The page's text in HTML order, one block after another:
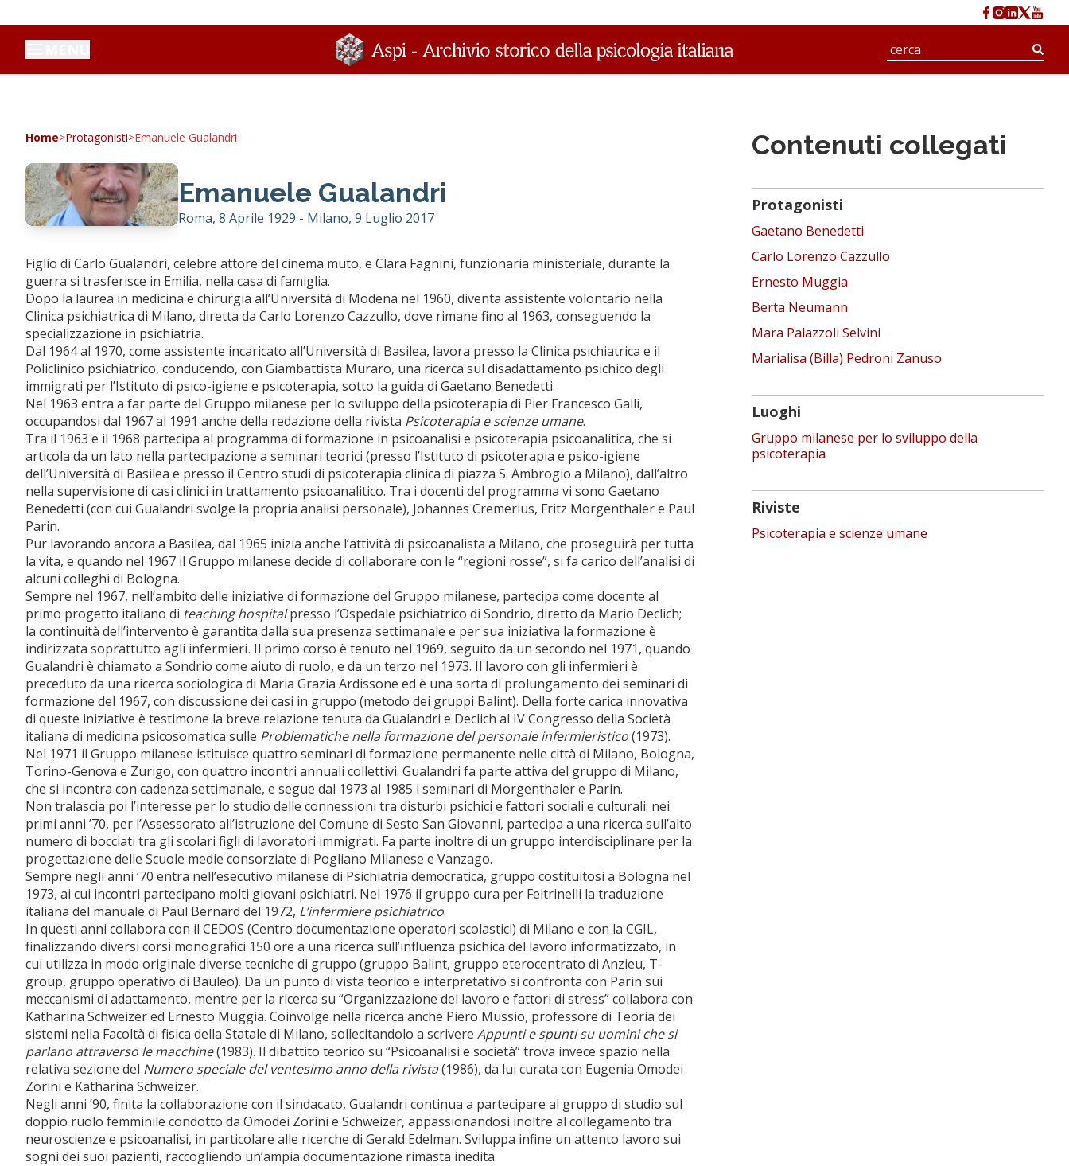
Home>Protagonisti>Emanuele Gualandri
Emanuele Gualandri
Roma, 8 Aprile 1929 - Milano, 9 Luglio 2017
Figlio di Carlo Gualandri, celebre attore del cinema muto, e Clara Fagnini, funzionaria ministeriale, durante la
guerra si trasferisce in Emilia, nella casa di famiglia.
Dopo la laurea in medicina e chirurgia all’Università di Modena nel 1960, diventa assistente volontario nella
Clinica psichiatrica di Milano, diretta da Carlo Lorenzo Cazzullo, dove rimane fino al 1963, conseguendo la
specializzazione in psichiatria.
Dal 1964 al 1970, come assistente incaricato all’Università di Basilea, lavora presso la Clinica psichiatrica e il
Policlinico psichiatrico, conducendo, con Giambattista Muraro, una ricerca sul disadattamento psichico degli
immigrati per l’Istituto di psico-igiene e psicoterapia, sotto la guida di Gaetano Benedetti.
Nel 1963 entra a far parte del Gruppo milanese per lo sviluppo della psicoterapia di Pier Francesco Galli,
occupandosi dal 1967 al 1991 anche della redazione della rivista Psicoterapia e scienze umane.
Tra il 1963 e il 1968 partecipa al programma di formazione in psicoanalisi e psicoterapia psicoanalitica, che si
articola da un lato nella partecipazione a seminari teorici (presso l’Istituto di psicoterapia e psico-igiene
dell’Università di Basilea e presso il Centro studi di psicoterapia clinica di piazza S. Ambrogio a Milano), dall’altro
nella supervisione di casi clinici in trattamento psicoanalitico. Tra i docenti del programma vi sono Gaetano
Benedetti (con cui Gualandri svolge la propria analisi personale), Johannes Cremerius, Fritz Morgenthaler e Paul
Parin.
Pur lavorando ancora a Basilea, dal 1965 inizia anche l’attività di psicoanalista a Milano, che proseguirà per tutta
la vita, e quando nel 1967 il Gruppo milanese decide di collaborare con le “regioni rosse”, si fa carico dell’analisi di
alcuni colleghi di Bologna.
Sempre nel 1967, nell’ambito delle iniziative di formazione del Gruppo milanese, partecipa come docente al
primo progetto italiano di teaching hospitalpresso l’Ospedale psichiatrico di Sondrio, diretto da Mario Declich;
la continuità dell’intervento è garantita dalla sua presenza settimanale e per sua iniziativa la formazione è
indirizzata soprattutto agli infermieri. Il primo corso è tenuto nel 1969, seguito da un secondo nel 1971, quando
Gualandri è chiamato a Sondrio come aiuto di ruolo, e da un terzo nel 1973. Il lavoro con gli infermieri è
preceduto da una ricerca sociologica di Maria Grazia Ardissone ed è una sorta di prolungamento dei seminari di
formazione del 1967, con discussione dei casi in gruppo (metodo dei gruppi Balint). Della forte carica innovativa
di queste iniziative è testimone la breve relazione tenuta da Gualandri e Declich al IV Congresso della Società
italiana di medicina psicosomatica sulle Problematiche nella formazione del personale infermieristico(1973).
Nel 1971 il Gruppo milanese istituisce quattro seminari di formazione permanente nelle città di Milano, Bologna,
Torino-Genova e Zurigo, con quattro incontri annuali collettivi. Gualandri fa parte attiva del gruppo di Milano,
che si incontra con cadenza settimanale, e segue dal 1973 al 1985 i seminari di Morgenthaler e Parin.
Non tralascia poi l’interesse per lo studio delle connessioni tra disturbi psichici e fattori sociali e culturali: nei
primi anni ’70, per l’Assessorato all’istruzione del Comune di Sesto San Giovanni, partecipa a una ricerca sull’alto
numero di bocciati tra gli scolari figli di lavoratori immigrati. Fa parte inoltre di un gruppo interdisciplinare per la
progettazione delle Scuole medie consorziate di Pogliano Milanese e Vanzago.
Sempre negli anni ‘70 entra nell’esecutivo milanese di Psichiatria democratica, gruppo costituitosi a Bologna nel
1973, ai cui incontri partecipano molti giovani psichiatri. Nel 1976 il gruppo cura per Feltrinelli la traduzione
italiana del manuale di Paul Bernard del 1972, L’infermiere psichiatrico.
In questi anni collabora con il CEDOS (Centro documentazione operatori scolastici) di Milano e con la CGIL,
finalizzando diversi corsi monografici 150 ore a una ricerca sull’influenza psichica del lavoro informatizzato, in
cui utilizza in modo originale diverse tecniche di gruppo (gruppo Balint, gruppo eterocentrato di Anzieu, T-
group, gruppo operativo di Bauleo). Da un punto di vista teorico e interpretativo si confronta con Parin sui
meccanismi di adattamento, mentre per la ricerca su “Organizzazione del lavoro e fattori di stress” collabora con
Katharina Schweizer ed Ernesto Muggia. Coinvolge nella ricerca anche Piero Mussio, professore di Teoria dei
sistemi nella Facoltà di fisica della Statale di Milano, sollecitandolo a scrivere Appunti e spunti su uomini che si
parlano attraverso le macchine(1983). Il dibattito teorico su “Psicoanalisi e società” trova invece spazio nella
relativa sezione del Numero speciale del ventesimo anno della rivista(1986), da lui curata con Eugenia Omodei
Zorini e Katharina Schweizer.
Negli anni ’90, finita la collaborazione con il sindacato, Gualandri continua a partecipare al gruppo di studio sul
doppio ruolo femminile condotto da Omodei Zorini e Schweizer, appassionandosi inoltre al collegamento tra
neuroscienze e psicoanalisi, in particolare alle ricerche di Gerald Edelman. Sviluppa infine un attento lavoro sui
sogni dei suoi pazienti, raccogliendo un’ampia documentazione rimasta inedita.
Contenuti collegati
Protagonisti
Gaetano Benedetti
Carlo Lorenzo Cazzullo
Ernesto Muggia
Berta Neumann
Mara Palazzoli Selvini
Marialisa (Billa) Pedroni Zanuso
Luoghi
Gruppo milanese per lo sviluppo della
psicoterapia
Riviste
Psicoterapia e scienze umane